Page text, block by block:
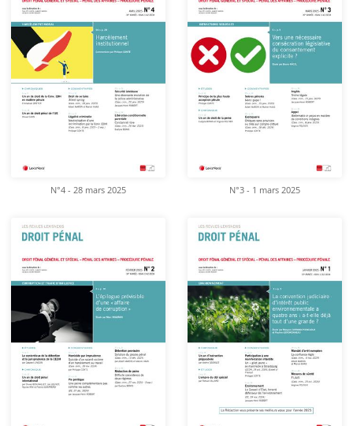
N°4 - 28 mars 2025 N°3 - 1 mars 2025